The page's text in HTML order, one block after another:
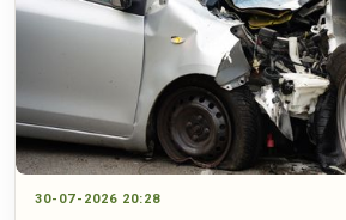
30-07-2026 20:28